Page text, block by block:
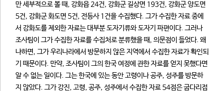
만 세부적으로 볼 때, 강화읍 24건, 강화군 길상면 193건, 강화군 양도면
5건, 강화군 화도면 5건, 전등사 1건을 수집했다. 그가 수집한 자료 중에
서 강화도를 제외한 자료는 대부분 도자기류와 도자기 파편이다. 그러나
조사팀이 그가 수집한 자료를 수집처로 분류했을 때, 의문점이 들었다. 왜
냐하면, 그가 우리나라에서 방문하지 않은 지역에서 수집한 자료가 확인되
기 때문이다. 만약, 조사팀이 그의 한국 여정에 관한 자료를 얻지 못했다면
알 수 없는 일이다. 그는 한국에 있는 동안 고령이나 공주, 성주를 방문하
지 않았다. 그가 강진, 고령, 공주, 성주에서 수집한 자료 54점은 굽다리접